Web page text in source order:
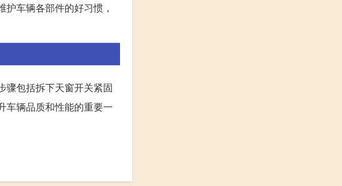
车辆各部件的好习惯，
骤包括拆下天窗开关紧固
车辆品质和性能的重要一